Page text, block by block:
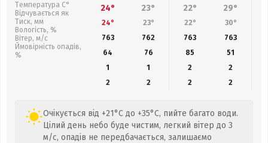
Температура С°
Відчувається як
Тиск, мм
Вологість, %
Вітер, м/с
Ймовірність опадів,
%
24° 23° 22° 29°
24° 23° 22° 30°
763
762 763 763
64
76 85
51
1
1 2
2
2
2 2 2
Очікується від +21°C до +35°C, пийте багато води.
Цілий день небо буде чистим, легкий вітер до 3
м/с, опадів не передбачається, залишаємо